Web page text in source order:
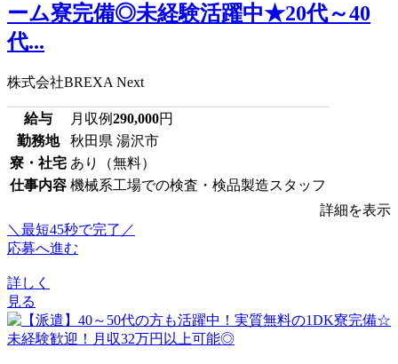
ーム寮完備◎未経験活躍中★20代～40
代...
株式会社BREXA Next
給与 月収例290,000円
勤務地
秋田県 湯沢市
寮・社宅 あり（無料）
仕事内容 機械系工場での検査・検品製造スタッフ
詳細を表示
＼最短45秒で完了／
応募へ進む
詳しく
見る